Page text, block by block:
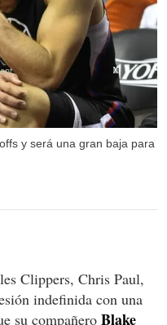
y será una gran baja para
X
X
X
Clippers, Chris Paul,
indefinida con una
su compañero Blake